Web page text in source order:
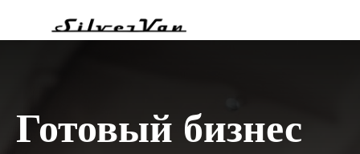
Готовый бизнес